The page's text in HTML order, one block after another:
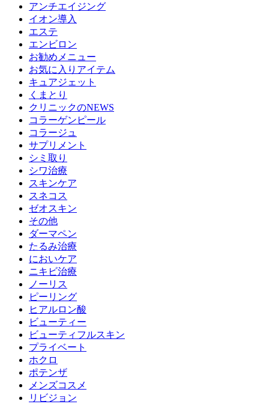
アンチエイジング
イオン導入
エステ
エンビロン
お勧めメニュー
お気に入りアイテム
キュアジェット
くまとり
クリニックのNEWS
コラーゲンピール
コラージュ
サプリメント
シミ取り
シワ治療
スキンケア
スネコス
ゼオスキン
その他
ダーマペン
たるみ治療
においケア
ニキビ治療
ノーリス
ピーリング
ヒアルロン酸
ビューティー
ビューティフルスキン
プライベート
ホクロ
ポテンザ
メンズコスメ
リビジョン